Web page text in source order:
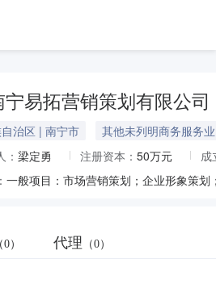
宁易拓营销策划有限公司
治区 | 南宁市
其他未列明商务服务业
梁定勇 注册资本： 50万元
成
0） 代理 （0）